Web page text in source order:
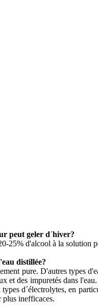
peut geler d´hiver?
25% d'alcool à la solution
distillée?
pure. D'autres types
et des impuretés dans
d´électrolytes, en
plus inefficaces.